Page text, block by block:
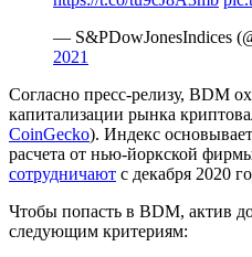
— S&PDowJonesIndices
2021
Согласно пресс-релизу, BDM
капитализации рынка
CoinGecko). Индекс
расчета от нью-йоркской
сотрудничают с декабря 2020
Чтобы попасть в BDM, актив
следующим критериям: